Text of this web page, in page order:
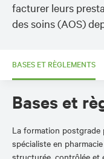
facturer leurs
des soins (AOS)
BASES ET RÈGLEMENTS
Bases et
La formation postgrade
spécialiste en